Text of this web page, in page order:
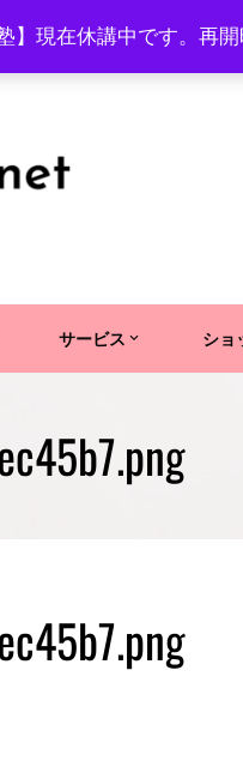
】現在休講中です。再
サービス ショ